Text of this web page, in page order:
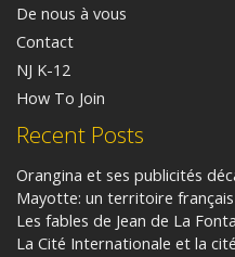
De nous à vous
Contact
NJ K-12
How To Join
Recent Posts
Orangina et ses publicités
Mayotte: un territoire
Les fables de Jean de La
La Cité Internationale et la